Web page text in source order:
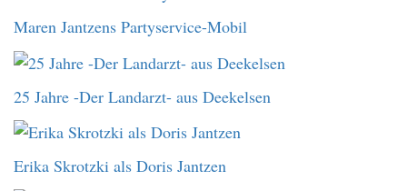
Maren Jantzens Partyservice-Mobil
25 Jahre -Der Landarzt- aus Deekelsen
Erika Skrotzki als Doris Jantzen